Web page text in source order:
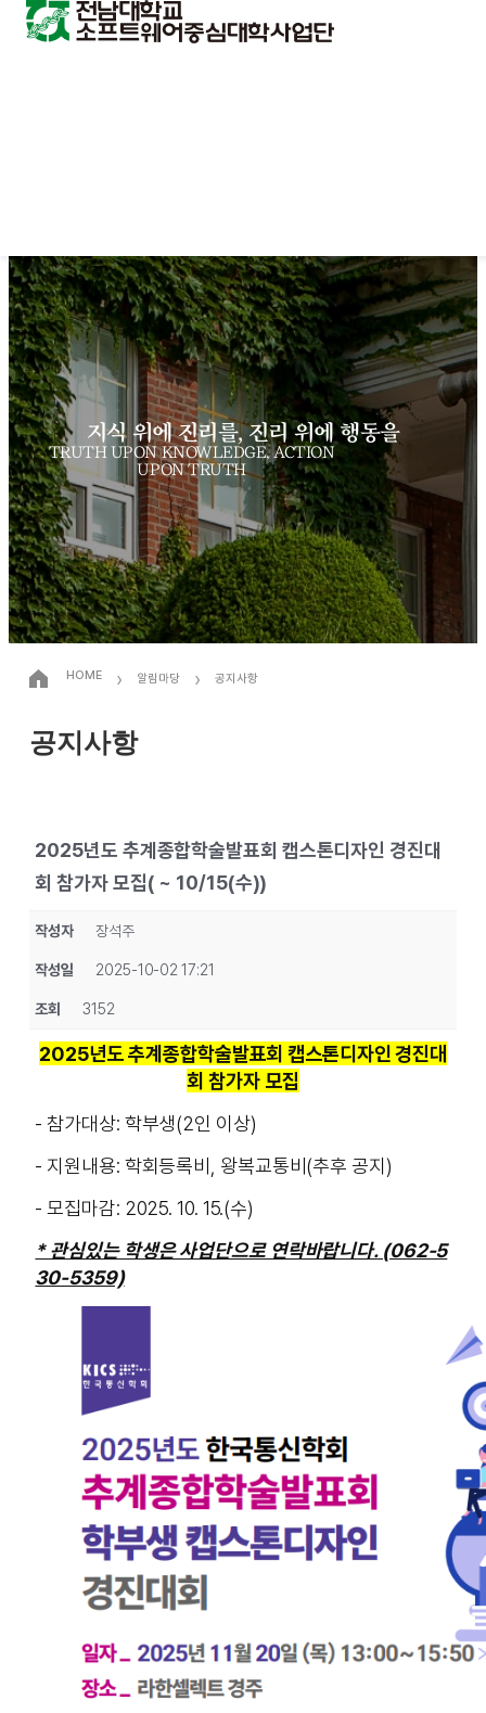
지식 위에 진리를, 진리 위에 행동을
TRUTH UPON KNOWLEDGE, ACTION
UPON TRUTH
HOME › 알림마당 › 공지사항
공지사항
2025년도 추계종합학술발표회 캡스톤디자인 경진대
회 참가자 모집( ~ 10/15(수))
작성자 장석주
작성일 2025-10-02 17:21
조회 3152
2025년도 추계종합학술발표회 캡스톤디자인 경진대
회 참가자 모집
- 참가대상: 학부생(2인 이상)
- 지원내용: 학회등록비, 왕복교통비(추후 공지)
- 모집마감: 2025. 10. 15.(수)
* 관심있는 학생은 사업단으로 연락바랍니다. (062-5
30-5359)